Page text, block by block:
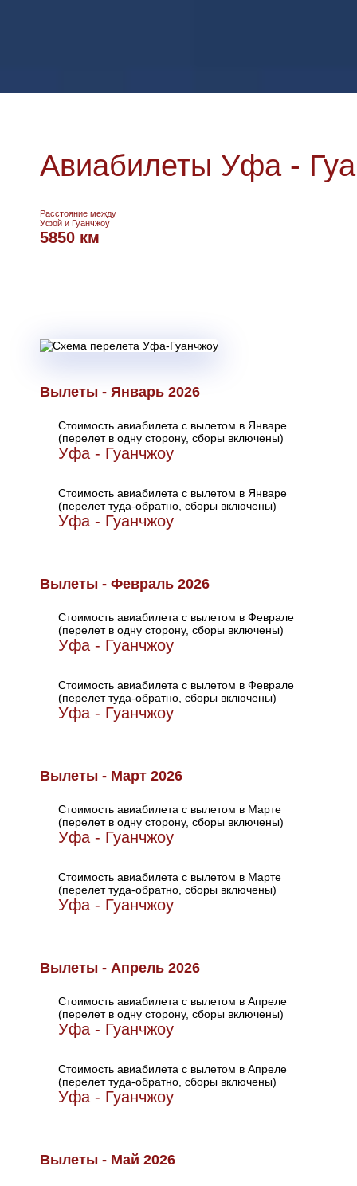
Авиабилеты Уфа -
Расстояние между
Уфой и Гуанчжоу
5850 км
Вылеты - Январь 2026
Стоимость авиабилета с вылетом в Январе
(перелет в одну сторону, сборы включены)
Уфа - Гуанчжоу
Стоимость авиабилета с вылетом в Январе
(перелет туда-обратно, сборы включены)
Уфа - Гуанчжоу
Вылеты - Февраль 2026
Стоимость авиабилета с вылетом в Феврале
(перелет в одну сторону, сборы включены)
Уфа - Гуанчжоу
Стоимость авиабилета с вылетом в Феврале
(перелет туда-обратно, сборы включены)
Уфа - Гуанчжоу
Вылеты - Март 2026
Стоимость авиабилета с вылетом в Марте
(перелет в одну сторону, сборы включены)
Уфа - Гуанчжоу
Стоимость авиабилета с вылетом в Марте
(перелет туда-обратно, сборы включены)
Уфа - Гуанчжоу
Вылеты - Апрель 2026
Стоимость авиабилета с вылетом в Апреле
(перелет в одну сторону, сборы включены)
Уфа - Гуанчжоу
Стоимость авиабилета с вылетом в Апреле
(перелет туда-обратно, сборы включены)
Уфа - Гуанчжоу
Вылеты - Май 2026